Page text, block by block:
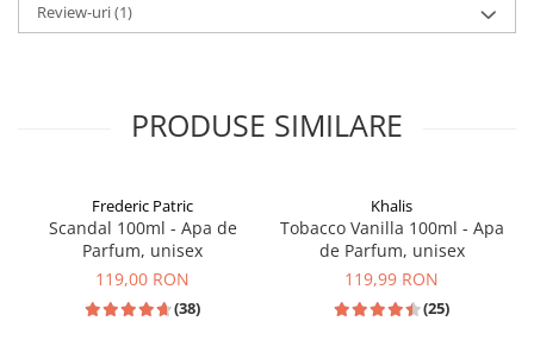
Review-uri(1)
PRODUSE SIMILARE
Frederic Patric
Scandal 100ml - Apa de
Parfum, unisex
119,00 RON
(38)
Khalis
Tobacco Vanilla 100ml - Apa
de Parfum, unisex
119,99 RON
(25)